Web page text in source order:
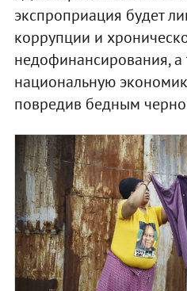
экспроприация будет
коррупции и
недофинансирования, а
национальную
повредив бедным